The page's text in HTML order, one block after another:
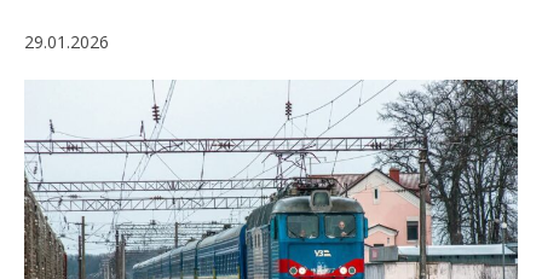
29.01.2026